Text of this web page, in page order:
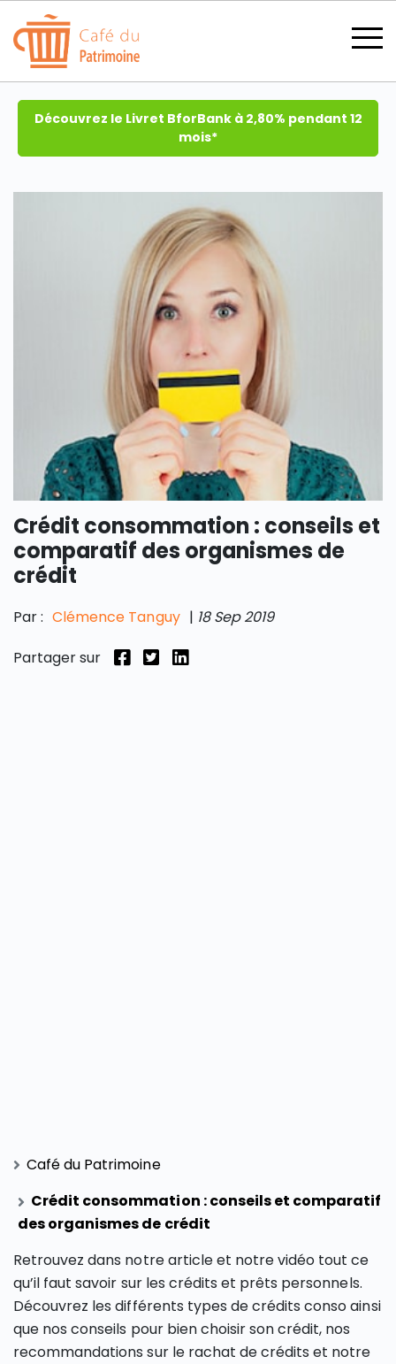
CATÉGORIES
TOUS LES THÈMES
Découvrez le Livret BforBank à 2,80% pendant 12
mois*
Crédit consommation : conseils et
comparatif des organismes de
crédit
Par : Clémence Tanguy | 18 Sep 2019
Partager sur
Café du Patrimoine
Crédit consommation : conseils et comparatif
des organismes de crédit
Retrouvez dans notre article et notre vidéo tout ce
qu’il faut savoir sur les crédits et prêts personnels.
Découvrez les différents types de crédits conso ainsi
que nos conseils pour bien choisir son crédit, nos
recommandations sur le rachat de crédits et notre